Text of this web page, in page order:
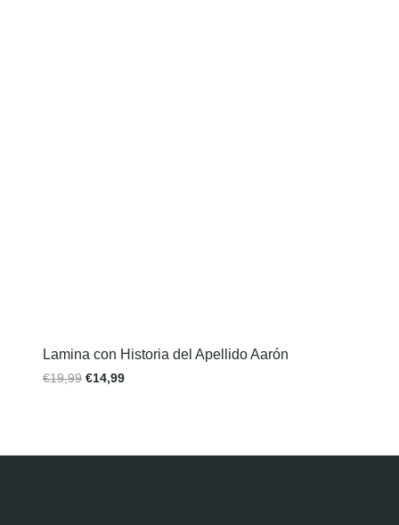
Lamina con Historia del Apellido Aarón
€19,99 €14,99